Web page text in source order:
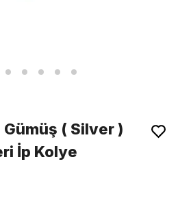
( Silver )
İp Kolye